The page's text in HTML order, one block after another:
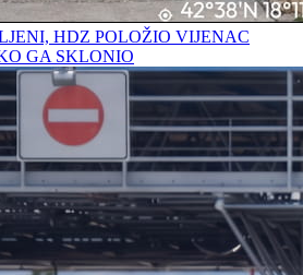
HDZ POLOŽIO VIJENAC
GA SKLONIO